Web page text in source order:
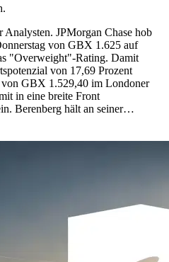
JPMorgan Chase hob
von GBX 1.625 auf
"Overweight"-Rating. Damit
von 17,69 Prozent
von GBX 1.529,40 im Londoner
in eine breite Front
Berenberg hält an seiner…